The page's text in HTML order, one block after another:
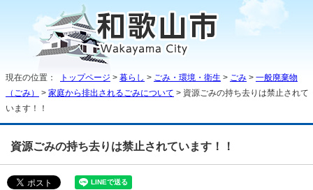
現在の位置： トップページ > 暮らし > ごみ・環境・衛生 > ごみ > 一般廃棄物
（ごみ）
> 家庭から排出されるごみについて > 資源ごみの持ち去りは禁止されて
います！！
資源ごみの持ち去りは禁止されています！！